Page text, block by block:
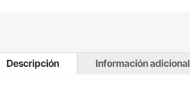
Descripción Información adicional